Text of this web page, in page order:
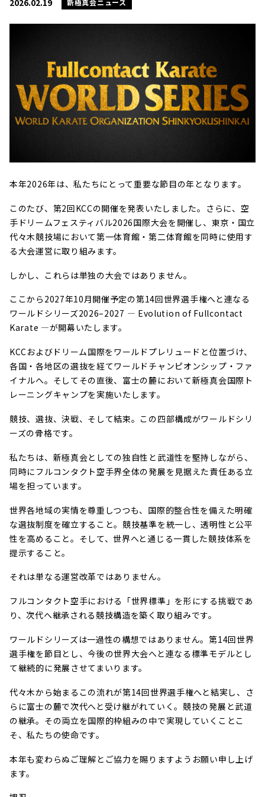
新極真会ニュース
本年2026年は、私たちにとって重要な節目の年となります。
このたび、第2回KCCの開催を発表いたしました。さらに、空
手ドリームフェスティバル2026国際大会を開催し、東京・国立
代々木競技場において第一体育館・第二体育館を同時に使用す
る大会運営に取り組みます。
しかし、これらは単独の大会ではありません。
ここから2027年10月開催予定の第14回世界選手権へと連なる
ワールドシリーズ2026–2027 ― Evolution of Fullcontact
Karate ―が開幕いたします。
KCCおよびドリーム国際をワールドプレリュードと位置づけ、
各国・各地区の選抜を経てワールドチャンピオンシップ・ファ
イナルへ。そしてその直後、富士の麓において新極真会国際ト
レーニングキャンプを実施いたします。
競技、選抜、決戦、そして結束。この四部構成がワールドシリ
ーズの骨格です。
私たちは、新極真会としての独自性と武道性を堅持しながら、
同時にフルコンタクト空手界全体の発展を見据えた責任ある立
場を担っています。
世界各地域の実情を尊重しつつも、国際的整合性を備えた明確
な選抜制度を確立すること。競技基準を統一し、透明性と公平
性を高めること。そして、世界へと通じる一貫した競技体系を
提示すること。
それは単なる運営改革ではありません。
フルコンタクト空手における「世界標準」を形にする挑戦であ
り、次代へ継承される競技構造を築く取り組みです。
ワールドシリーズは一過性の構想ではありません。第14回世界
選手権を節目とし、今後の世界大会へと連なる標準モデルとし
て継続的に発展させてまいります。
代々木から始まるこの流れが第14回世界選手権へと結実し、さ
らに富士の麓で次代へと受け継がれていく。競技の発展と武道
の継承。その両立を国際的枠組みの中で実現していくことこ
そ、私たちの使命です。
本年も変わらぬご理解とご協力を賜りますようお願い申し上げ
ます。